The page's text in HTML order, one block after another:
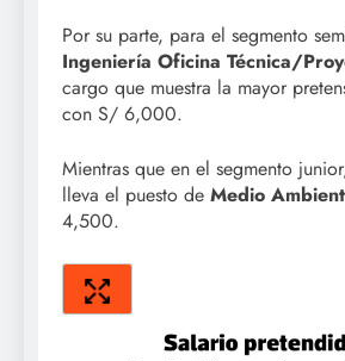
Por su parte, para el segmento
Ingeniería Oficina Técnica/
cargo que muestra la mayor
con S/ 6,000.
Mientras que en el segmento
lleva el puesto de Medio
4,500.